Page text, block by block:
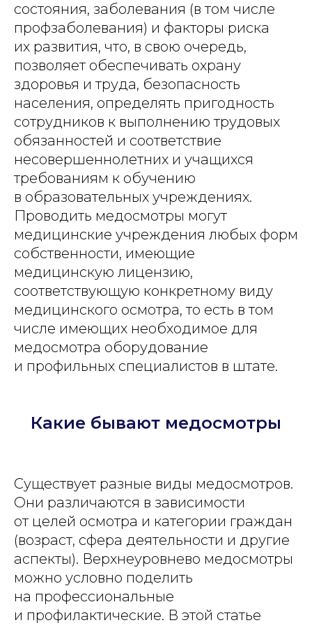
состояния, заболевания (в том числе
профзаболевания) и факторы риска
их развития, что, в свою очередь,
позволяет обеспечивать охрану
здоровья и труда, безопасность
населения, определять пригодность
сотрудников к выполнению трудовых
обязанностей и соответствие
несовершеннолетних и учащихся
требованиям к обучению
в образовательных учреждениях.
Проводить медосмотры могут
медицинские учреждения любых форм
собственности, имеющие
медицинскую лицензию,
соответствующую конкретному виду
медицинского осмотра, то есть в том
числе имеющих необходимое для
медосмотра оборудование
и профильных специалистов в штате.
Какие бывают медосмотры
Существует разные виды медосмотров.
Они различаются в зависимости
от целей осмотра и категории граждан
(возраст, сфера деятельности и другие
аспекты). Верхнеуровнево медосмотры
можно условно поделить
на профессиональные
и профилактические. В этой статье